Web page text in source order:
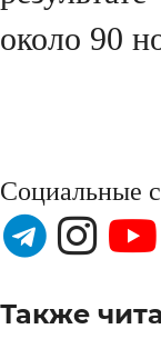
около 90
Социальные
Также